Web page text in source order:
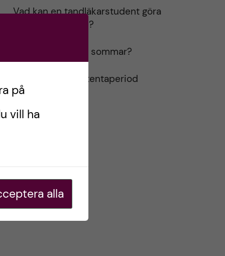
Vad kan en tandläkarstudent göra
under sommaren?
Vad ska du göra i sommar?
Terminsslut och tentaperiod
på
vill ha
alla